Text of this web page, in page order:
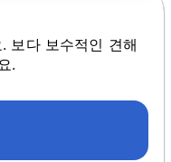
보다 보수적인 견해
.